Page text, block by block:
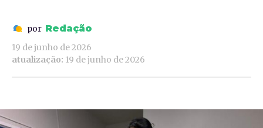
por Redação
19 de junho de 2026
atualização: 19 de junho de 2026